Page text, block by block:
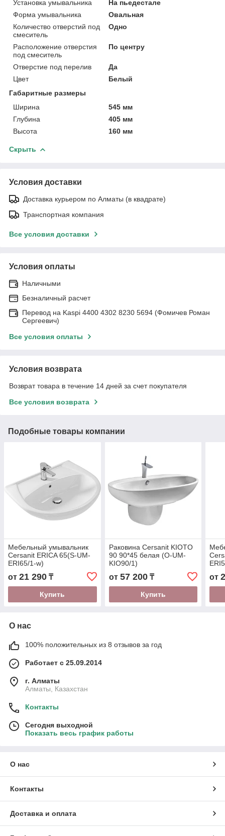
Установка умывальника
На пьедестале
Форма умывальника
Овальная
Количество отверстий под
смеситель
Одно
Расположение отверстия
под смеситель
По центру
Отверстие под перелив
Да
Цвет
Белый
Габаритные размеры
Ширина
545 мм
Глубина
405 мм
Высота
160 мм
Скрыть
Условия доставки
Доставка курьером по Алматы (в квадрате)
Транспортная компания
Все условия доставки
Условия оплаты
Наличными
Безналичный расчет
Перевод на Kaspi 4400 4302 8230 5694 (Фомичев Роман
Сергеевич)
Все условия оплаты
Условия возврата
Возврат товара в течение 14 дней за счет покупателя
Все условия возврата
Подобные товары компании
Мебельный умывальник
Cersanit ERICA 65(S-UM-
ERI65/1-w)
от 21 290 ₸
Купить
Раковина Cersanit KIOTO
90 90*45 белая (O-UM-
KIO90/1)
от 57 200₸
Купить
от
О нас
100% положительных из 8 отзывов за год
Работает с 25.09.2014
г. Алматы
Алматы, Казахстан
Контакты
Сегодня выходной
Показать весь график работы
О нас
Контакты
Доставка и оплата